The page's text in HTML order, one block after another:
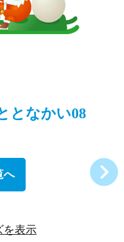
となかい08
へ
を表示